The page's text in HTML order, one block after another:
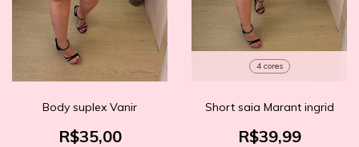
Body suplex Vanir
R$35,00
4 cores
Short saia Marant ingrid
R$39,99